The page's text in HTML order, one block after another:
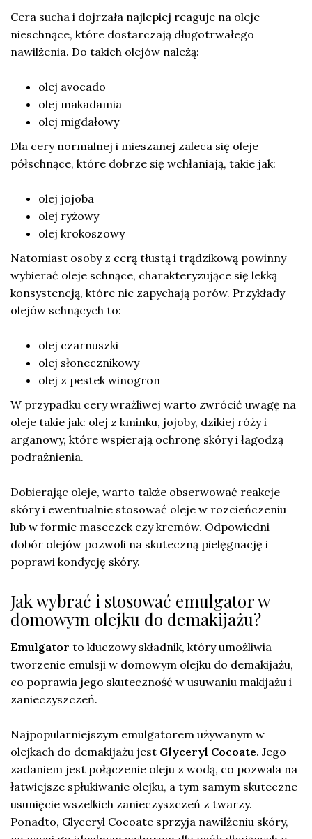
Cera sucha i dojrzała najlepiej reaguje na oleje
nieschnące, które dostarczają długotrwałego
nawilżenia. Do takich olejów należą:
olej avocado
olej makadamia
olej migdałowy
Dla cery normalnej i mieszanej zaleca się oleje
półschnące, które dobrze się wchłaniają, takie jak:
olej jojoba
olej ryżowy
olej krokoszowy
Natomiast osoby z cerą tłustą i trądzikową powinny
wybierać oleje schnące, charakteryzujące się lekką
konsystencją, które nie zapychają porów. Przykłady
olejów schnących to:
olej czarnuszki
olej słonecznikowy
olej z pestek winogron
W przypadku cery wrażliwej warto zwrócić uwagę na
oleje takie jak: olej z kminku, jojoby, dzikiej róży i
arganowy, które wspierają ochronę skóry i łagodzą
podrażnienia.
Dobierając oleje, warto także obserwować reakcje
skóry i ewentualnie stosować oleje w rozcieńczeniu
lub w formie maseczek czy kremów. Odpowiedni
dobór olejów pozwoli na skuteczną pielęgnację i
poprawi kondycję skóry.
Jak wybrać i stosować emulgator w
domowym olejku do demakijażu?
Emulgator to kluczowy składnik, który umożliwia
tworzenie emulsji w domowym olejku do demakijażu,
co poprawia jego skuteczność w usuwaniu makijażu i
zanieczyszczeń.
Najpopularniejszym emulgatorem używanym w
olejkach do demakijażu jest Glyceryl Cocoate. Jego
zadaniem jest połączenie oleju z wodą, co pozwala na
łatwiejsze spłukiwanie olejku, a tym samym skuteczne
usunięcie wszelkich zanieczyszczeń z twarzy.
Ponadto, Glyceryl Cocoate sprzyja nawilżeniu skóry,